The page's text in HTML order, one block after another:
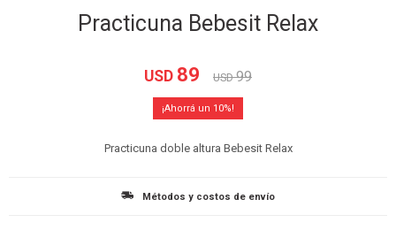
Practicuna Bebesit Relax
USD 89 USD 99
10
Practicuna doble altura Bebesit Relax
Métodos y costos de envío